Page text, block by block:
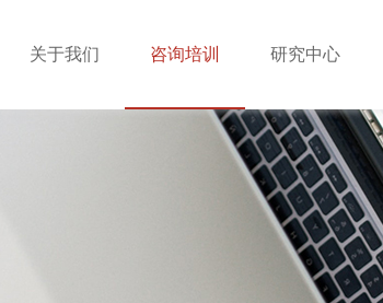
关于我们 咨询培训 研究中心